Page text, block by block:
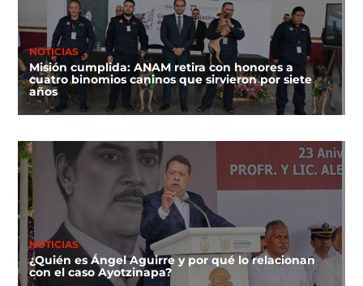
NOTICIAS
Misión cumplida: ANAM retira con honores a
cuatro binomios caninos que sirvieron por siete
años
NOTICIAS
¿Quién es Ángel Aguirre y por qué lo relacionan
con el caso Ayotzinapa?